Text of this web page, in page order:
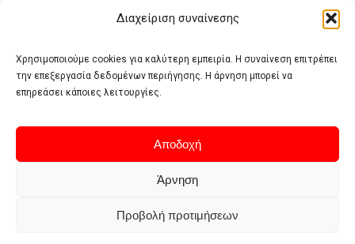
Διαχείριση συναίνεσης
Χρησιμοποιούμε cookies για καλύτερη εμπειρία. Η συναίνεση επιτρέπει
την επεξεργασία δεδομένων περιήγησης. Η άρνηση μπορεί να
επηρεάσει κάποιες λειτουργίες.
Αποδοχή
Άρνηση
Προβολή προτιμήσεων
Πολυτέλεια δεν είναι το αντίθετο της ανέχειας, είναι το αντίθετο της
Terms of use Privacy policy Cookie policy